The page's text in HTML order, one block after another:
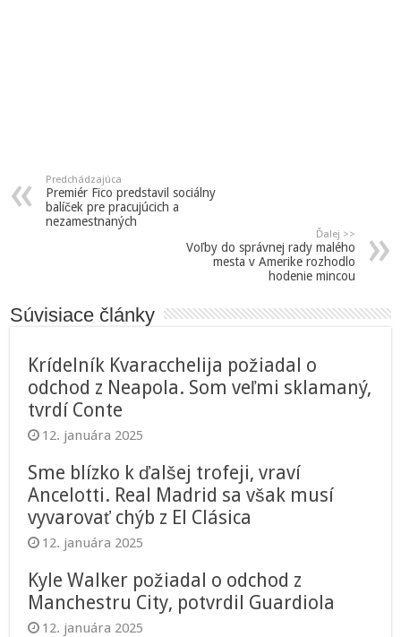
Predchádzajúca
Premiér Fico predstavil sociálny
balíček pre pracujúcich a
nezamestnaných
Ďalej >>
Voľby do správnej rady malého
mesta v Amerike rozhodlo
hodenie mincou
Súvisiace články
Krídelník Kvaracchelija požiadal o
odchod z Neapola. Som veľmi sklamaný,
tvrdí Conte
12. januára 2025
Sme blízko k ďalšej trofeji, vraví
Ancelotti. Real Madrid sa však musí
vyvarovať chýb z El Clásica
12. januára 2025
Kyle Walker požiadal o odchod z
Manchestru City, potvrdil Guardiola
12. januára 2025